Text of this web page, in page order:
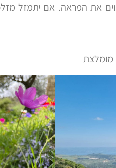
את המראה. אם יתמזל
מומלצת